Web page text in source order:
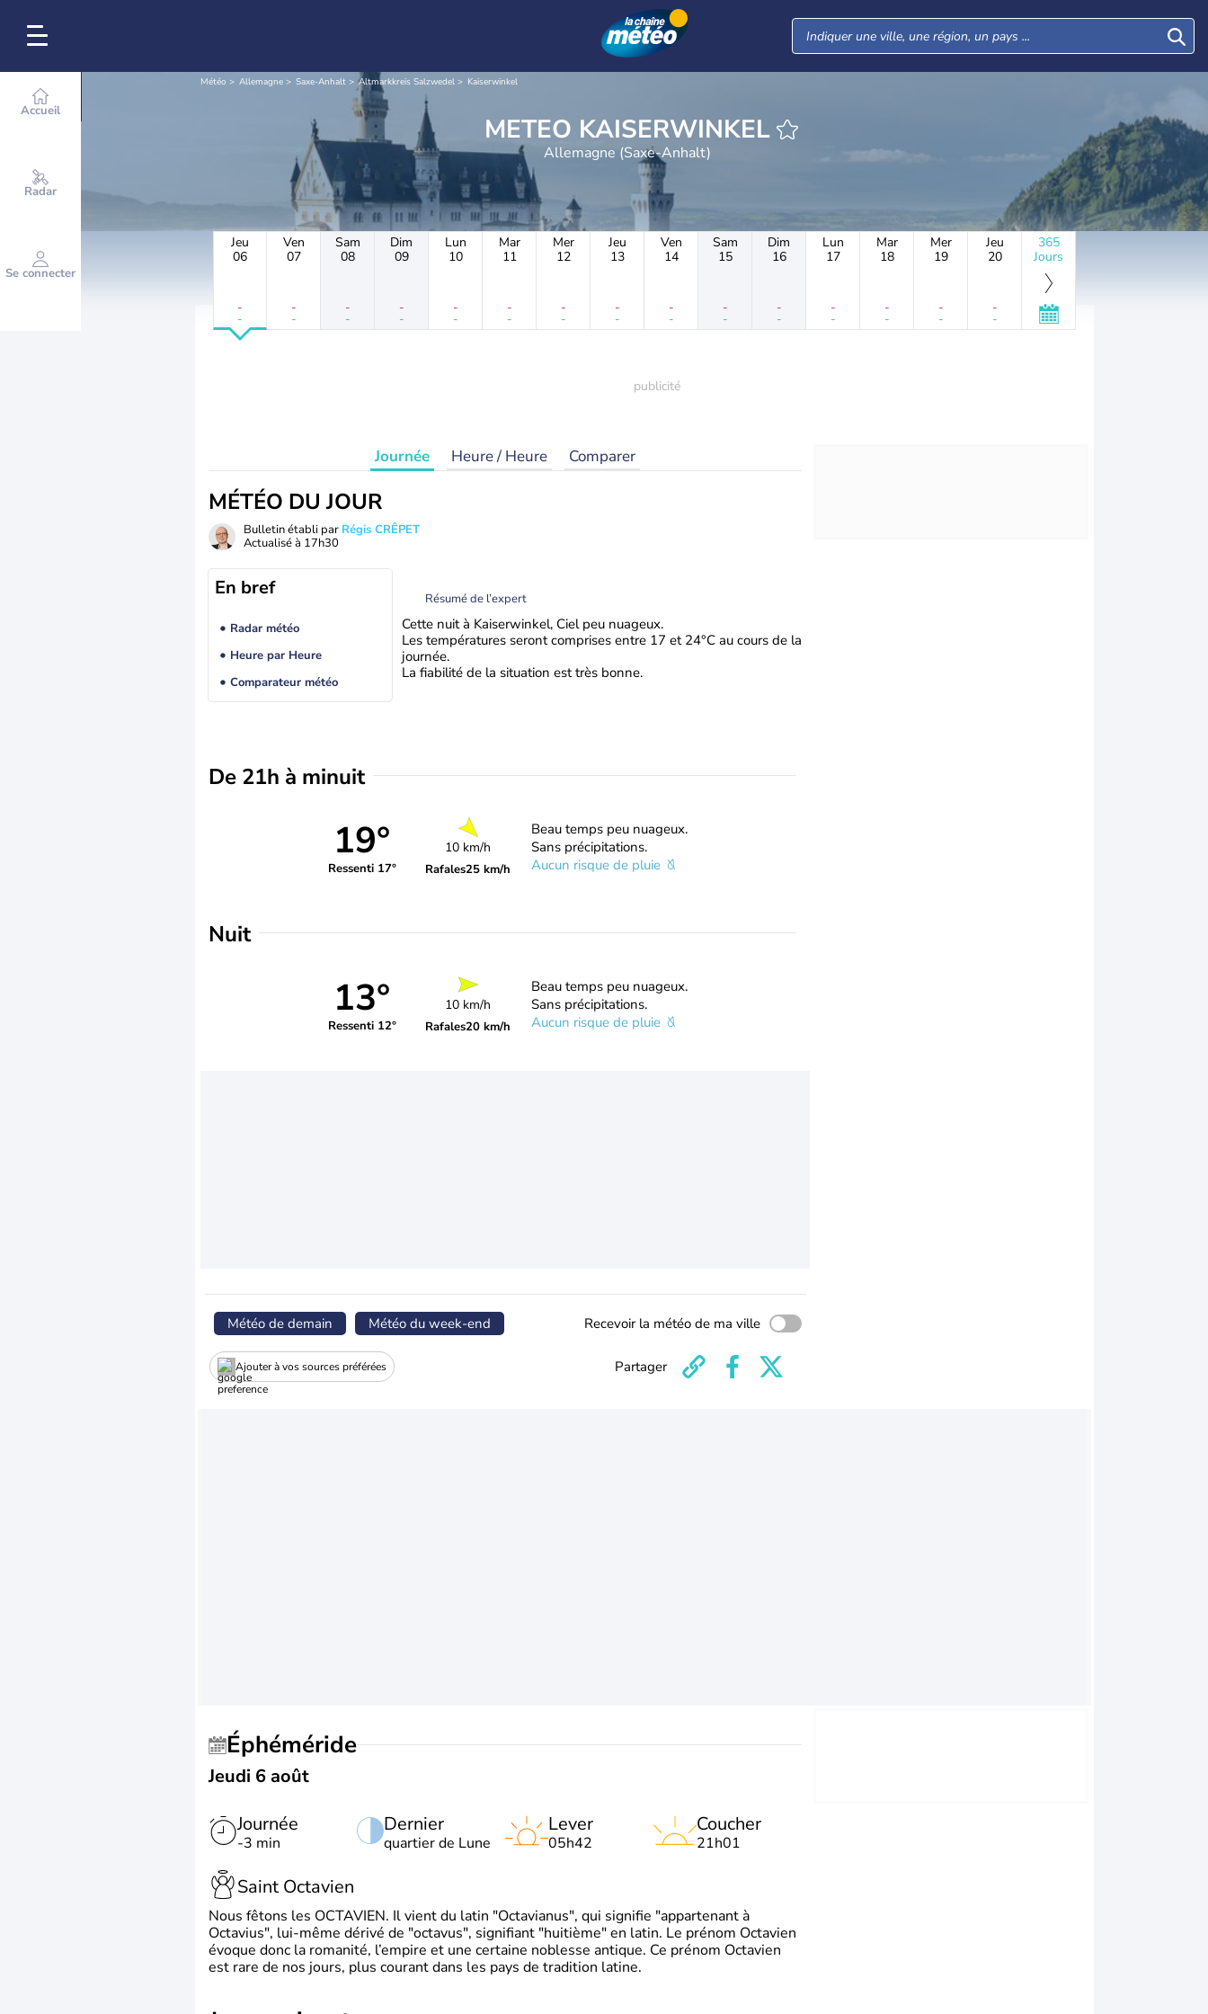
Accueil
Radar
Se connecter
Météo Allemagne Saxe-Anhalt Altmarkkreis Salzwedel Kaiserwinkel
METEO KAISERWINKEL
Allemagne (Saxe-Anhalt)
Jeu
06
-
-
Ven
07
-
-
Sam
08
-
-
Dim
09
-
-
Lun
10
-
-
Mar
11
-
-
Mer
12
-
-
Jeu
13
-
-
Ven
14
-
-
Sam
15
-
-
Dim
16
-
-
Lun
17
-
-
Mar
18
-
-
Mer
19
-
-
Jeu
20
-
-
365
Jours
Journée Heure / Heure Comparer
MÉTÉO DU JOUR
Bulletin établi par Régis CRÊPET
Actualisé à 17h30
En bref
Radar météo
Heure par Heure
Comparateur météo
Résumé de l’expert
Cette nuit à Kaiserwinkel, Ciel peu nuageux.
Les températures seront comprises entre 17 et 24°C au cours de la
journée.
La fiabilité de la situation est très bonne.
De 21h à minuit
19°
Ressenti 17°
10 km/h
Rafales25 km/h
Beau temps peu nuageux.
Sans précipitations.
Aucun risque de pluie
Nuit
13°
Ressenti 12°
10 km/h
Rafales20 km/h
Beau temps peu nuageux.
Sans précipitations.
Aucun risque de pluie
Météo de demain Météo du week-end Recevoir la météo de ma ville
Ajouter à vos sources préférées Partager
Éphéméride
Jeudi 6 août
Journée
-3 min
Dernier
quartier de Lune
Lever
05h42
Coucher
21h01
Saint Octavien
Nous fêtons les OCTAVIEN. Il vient du latin "Octavianus", qui signifie "appartenant à
Octavius", lui-même dérivé de "octavus", signifiant "huitième" en latin. Le prénom Octavien
évoque donc la romanité, l’empire et une certaine noblesse antique. Ce prénom Octavien
est rare de nos jours, plus courant dans les pays de tradition latine.